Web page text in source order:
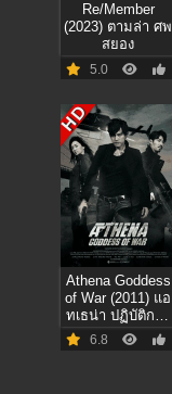
Re/Member
(2023) ตามล่า ศพ
สยอง
5.0
HD
Athena Goddess
of War (2011) แอ
ทเธน่า ปฏิบัติการ
ทุบนรก หยุด
นิวเคลียร์ล้างโลก
6.8